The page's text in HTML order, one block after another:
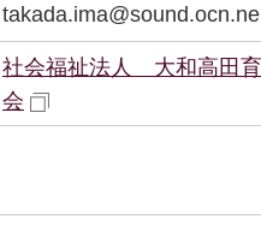
社会福祉法人 大和高田
会